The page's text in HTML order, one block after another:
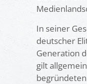
In seiner
deutscher
Generation
gilt